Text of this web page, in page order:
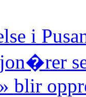
i
blir